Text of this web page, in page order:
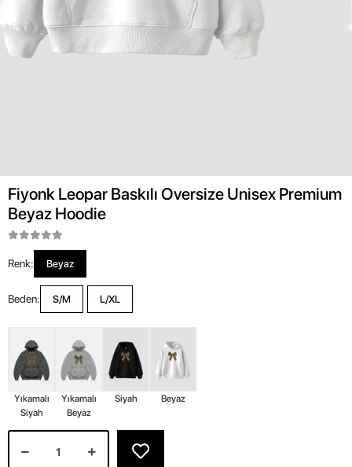
Fiyonk Leopar Baskılı Oversize Unisex Premium
Beyaz Hoodie
Renk: Beyaz
Beden: S/M L/XL
Yıkamalı
Siyah
Yıkamalı
Beyaz
Siyah Beyaz